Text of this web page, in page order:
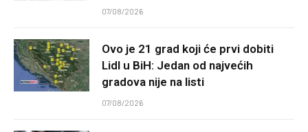
07/08/2026
Ovo je 21 grad koji će prvi dobiti
Lidl u BiH: Jedan od najvećih
gradova nije na listi
07/08/2026